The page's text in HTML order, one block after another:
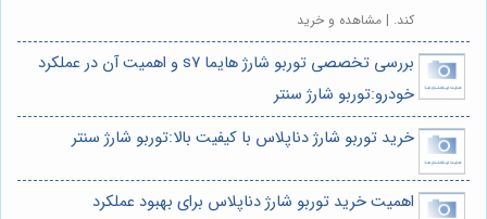
کند. | مشاهده و خرید
بررسی تخصصی توربو شارژ هایما s7 و اهمیت آن در عملکرد
خودرو:توربو شارژ سنتر
خرید توربو شارژ دناپلاس با کیفیت بالا:توربو شارژ سنتر
اهمیت خرید توربو شارژ دناپلاس برای بهبود عملکرد